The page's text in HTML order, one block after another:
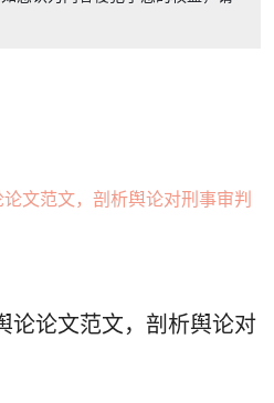
论论文范文，剖析舆论对